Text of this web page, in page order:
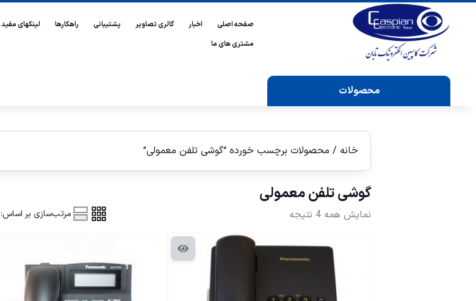
صفحه اصلی اخبار گالری تصاویر پشتیبانی راهکارها لینکهای مفید
مشتری های ما
محصولات
خانه / محصولات برچسب خورده “گوشی تلفن معمولی”
گوشی تلفن معمولی
نمایش همه 4 نتیجه مرتب‌سازی بر اساس: